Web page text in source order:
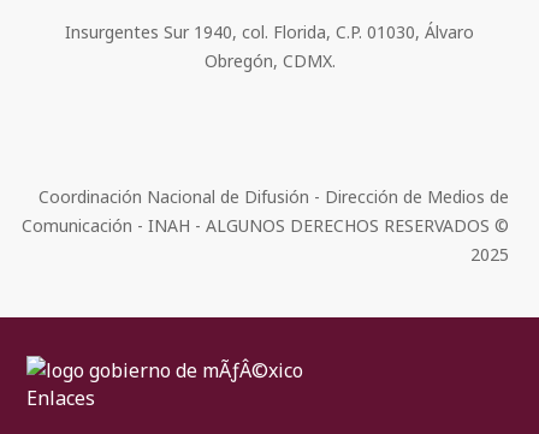
Insurgentes Sur 1940, col. Florida, C.P. 01030, Álvaro
Obregón, CDMX.
Coordinación Nacional de Difusión - Dirección de Medios de
Comunicación - INAH - ALGUNOS DERECHOS RESERVADOS ©
2025
Enlaces